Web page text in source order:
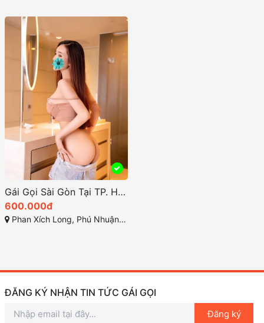
Gái Gọi Sài Gòn Tại TP. HCM Trải Nghiệm Xu Hướng Mới 2.5
600.000đ
Phan Xích Long, Phú Nhuận, Thành phố Hồ Chí Minh
ĐĂNG KÝ NHẬN TIN TỨC GÁI GỌI
Đăng ký